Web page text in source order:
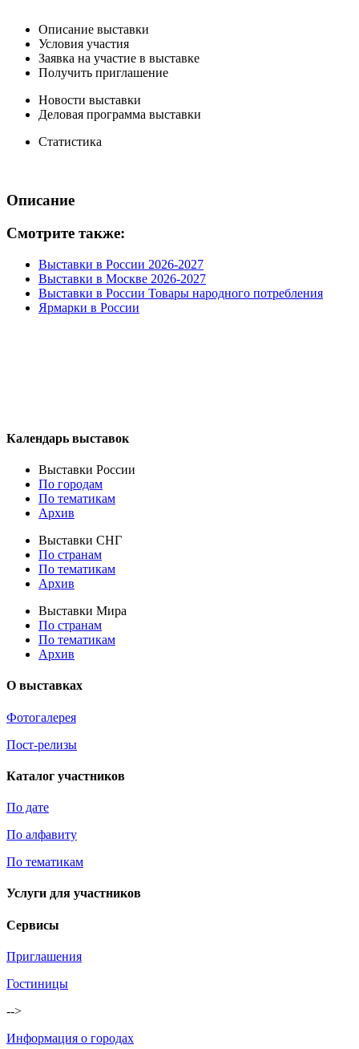
Описание выставки
Условия участия
Заявка на участие в выставке
Получить приглашение
Новости выставки
Деловая программа выставки
Статистика
Описание
Смотрите также:
Выставки в России 2026-2027
Выставки в Москве 2026-2027
Выставки в России Товары народного потребления
Ярмарки в России
Календарь выставок
Выставки России
По городам
По тематикам
Архив
Выставки СНГ
По странам
По тематикам
Архив
Выставки Мира
По странам
По тематикам
Архив
О выставках
Фотогалерея
Пост-релизы
Каталог участников
По дате
По алфавиту
По тематикам
Услуги для участников
Сервисы
Приглашения
Гостиницы
-->
Информация о городах